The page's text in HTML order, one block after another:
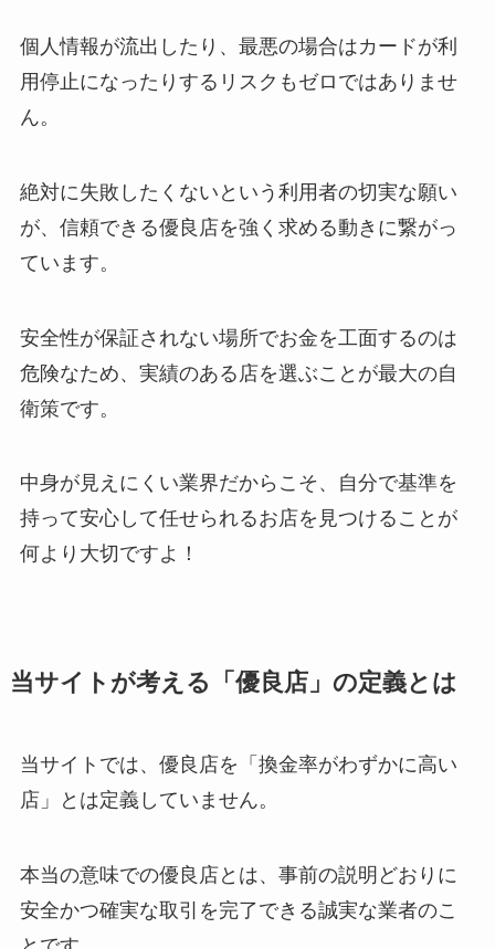
個人情報が流出したり、最悪の場合はカードが利
用停止になったりするリスクもゼロではありませ
ん。
絶対に失敗したくないという利用者の切実な願い
が、信頼できる優良店を強く求める動きに繋がっ
ています。
安全性が保証されない場所でお金を工面するのは
危険なため、実績のある店を選ぶことが最大の自
衛策です。
中身が見えにくい業界だからこそ、自分で基準を
持って安心して任せられるお店を見つけることが
何より大切ですよ！
当サイトが考える「優良店」の定義とは
当サイトでは、優良店を「換金率がわずかに高い
店」とは定義していません。
本当の意味での優良店とは、事前の説明どおりに
安全かつ確実な取引を完了できる誠実な業者のこ